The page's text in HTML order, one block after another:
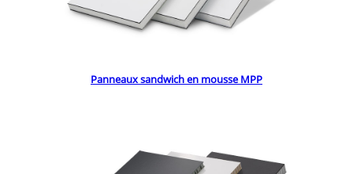
Panneaux sandwich en mousse MPP